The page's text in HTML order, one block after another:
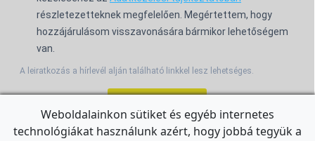
részletezetteknek megfelelően. Megértettem, hogy
hozzájárulásom visszavonására bármikor lehetőségem
van.
A leiratkozás a hírlevél alján található linkkel lesz lehetséges.
Weboldalainkon sütiket és egyéb internetes
technológiákat használunk azért, hogy jobbá tegyük a